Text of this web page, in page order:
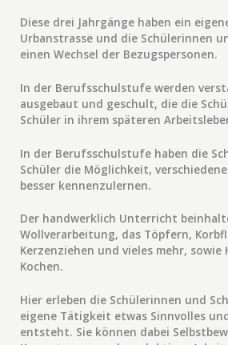
Diese drei Jahrgänge haben ein
Urbanstrasse und die Schülerinnen
einen Wechsel der Bezugspersonen.
In der Berufsschulstufe werden
ausgebaut und geschult, die die
Schüler in ihrem späteren
In der Berufsschulstufe haben die
Schüler die Möglichkeit,
besser kennenzulernen.
Der handwerklich Unterricht
Wollverarbeitung, das Töpfern,
Kerzenziehen und vieles mehr,
Kochen.
Hier erleben die Schülerinnen und
eigene Tätigkeit etwas Sinnvolles
entsteht. Sie können dabei